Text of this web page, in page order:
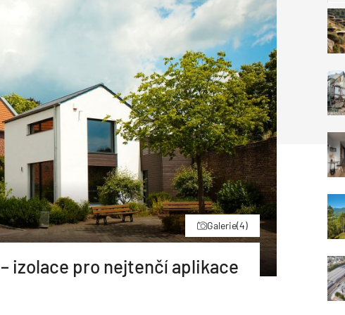
Historické stavby Průmyslové
Rekonstrukce střechy
Inženýrské stavby
Doprava
Průmysl a logistika
Galerie(4)
izolace pro nejtenčí aplikace